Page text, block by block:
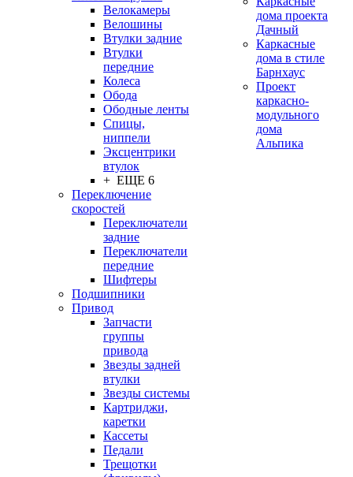
Велокамеры
Велошины
Втулки задние
Втулки
передние
Колеса
Обода
Ободные ленты
Спицы,
ниппели
Эксцентрики
втулок
+ ЕЩЕ 6
Переключение
скоростей
Переключатели
задние
Переключатели
передние
Шифтеры
Подшипники
Привод
Запчасти
группы
привода
Звезды задней
втулки
Звезды системы
Картриджи,
каретки
Кассеты
Педали
Трещотки
дома проекта
Дачный
Каркасные
дома в стиле
Барнхаус
Проект
каркасно-
модульного
дома
Альпика